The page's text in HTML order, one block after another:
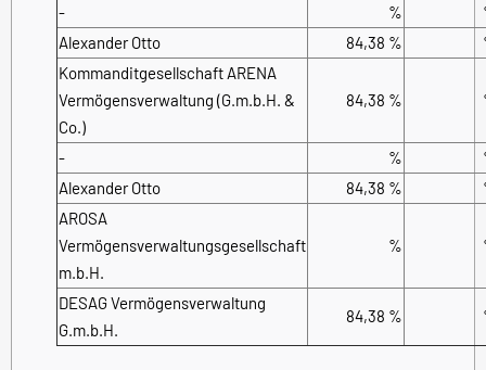
-
%
Alexander Otto
84,38 %
Kommanditgesellschaft ARENA
Vermögensverwaltung (G.m.b.H. &
Co.)
84,38 %
- %
Alexander Otto
84,38 %
AROSA
Vermögensverwaltungsgesellschaft
m.b.H.
%
DESAG Vermögensverwaltung
G.m.b.H.
84,38 %